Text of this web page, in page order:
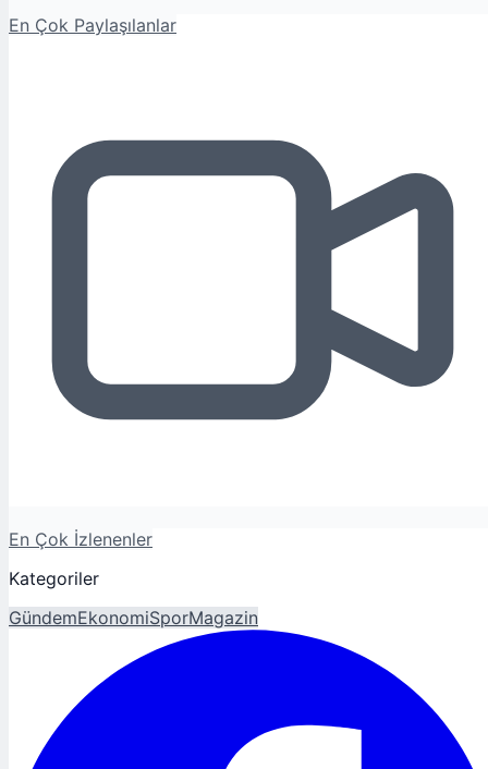
En Çok Paylaşılanlar
En Çok İzlenenler
Kategoriler
GündemEkonomiSporMagazin